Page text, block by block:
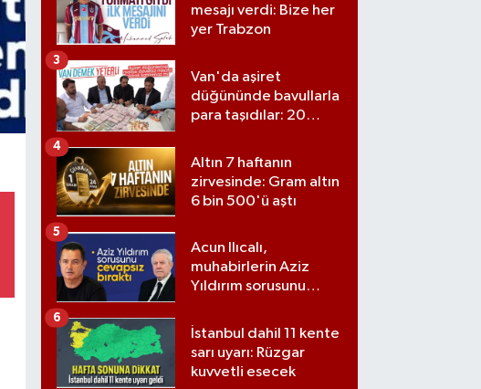
mesajı verdi: Bize her
yer Trabzon
Van'da aşiret
düğününde bavullarla
para taşıdılar: 20
kilolarla altın
3
Altın 7 haftanın
zirvesinde: Gram altın
6 bin 500'ü aştı
4
Acun Ilıcalı,
muhabirlerin Aziz
Yıldırım sorusunu
5
İstanbul dahil 11 kente
sarı uyarı: Rüzgar
kuvvetli esecek
6